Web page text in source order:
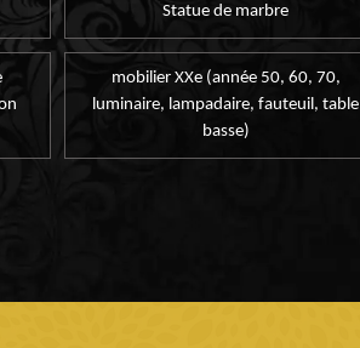
Statue de marbre
mobilier XXe (année 50, 60, 70,
luminaire, lampadaire, fauteuil, table
basse)